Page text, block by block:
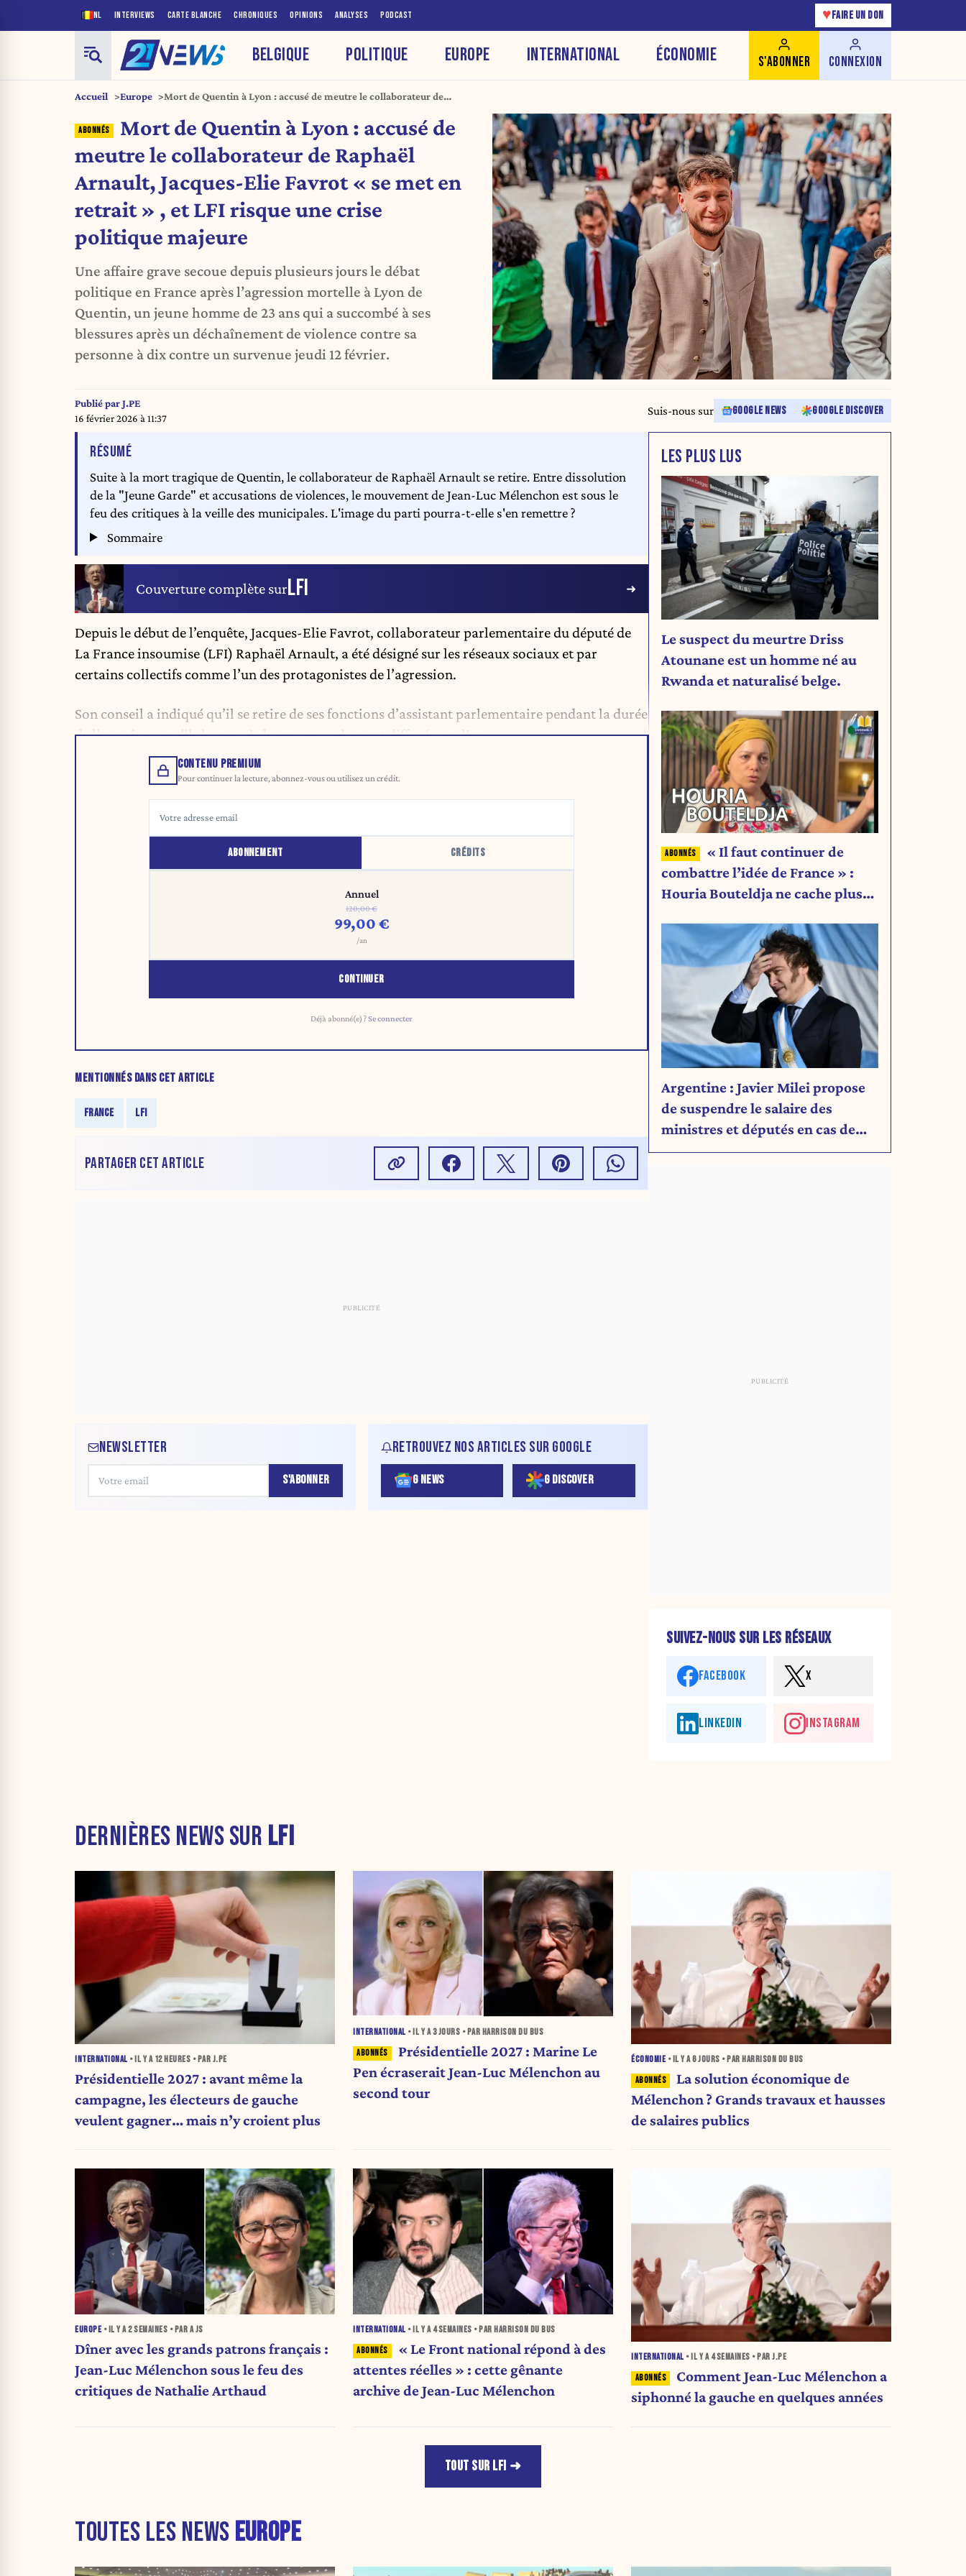
NL INTERVIEWS CARTE BLANCHE CHRONIQUES OPINIONS ANALYSES PODCAST ♥ FAIRE UN DON
BELGIQUE POLITIQUE EUROPE INTERNATIONAL ÉCONOMIE S'ABONNER CONNEXION
Accueil Europe
Mort de Quentin à Lyon : accusé de meutre le collaborateur de
LFI risque une crise politique majeure
Mort de Quentin à Lyon : accusé de
meutre le collaborateur de Raphaël
Arnault, Jacques-Elie Favrot « se met en
retrait » , et LFI risque une crise
politique majeure
Une affaire grave secoue depuis plusieurs jours le débat
politique en France après l’agression mortelle à Lyon de
Quentin, un jeune homme de 23 ans qui a succombé à ses
blessures après un déchaînement de violence contre sa
personne à dix contre un survenue jeudi 12 février.
Publié parJ.PE
16 février 2026 à 11:37
Suis-nous sur GOOGLE NEWS GOOGLE DISCOVER
RÉSUMÉDE L'ARTICLE
Suite à la mort tragique de Quentin, le collaborateur de Raphaël Arnault se retire. Entre dissolution
de la "Jeune Garde" et accusations de violences, le mouvement de Jean-Luc Mélenchon est sous le
feu des critiques à la veille des municipales. L'image du parti pourra-t-elle s'en remettre ?
Sommaire
Couverture complète surLFI
Depuis le début de l’enquête, Jacques-Elie Favrot, collaborateur parlementaire du député de
La France insoumise (LFI) Raphaël Arnault, a été désigné sur les réseaux sociaux et par
certains collectifs comme l’un des protagonistes de l’agression.
Son conseil a indiqué qu’il se retire de ses fonctions d’assistant parlementaire pendant la durée
de l’enquête et qu’il s’expose à des menaces de mort diffusées en ligne.
CONTENU PREMIUM
Pour continuer la lecture, abonnez-vous ou utilisez un crédit.
ABONNEMENT CRÉDITS
Annuel
120,00 €
99,00 €
/an
CONTINUER
Déjà abonné(e) ?Se connecter
MENTIONNÉS DANS CET ARTICLE
FRANCE LFI
PARTAGER CET ARTICLE
NEWSLETTER
S'ABONNER
RETROUVEZ NOS ARTICLES SUR GOOGLE
G NEWS G DISCOVER
LES PLUS LUS
Le suspect du meurtre Driss
Atounane est un homme né au
Rwanda et naturalisé belge.
« Il faut continuer de
combattre l’idée de France » :
Houria Bouteldja ne cache plus
Argentine : Javier Milei propose
de suspendre le salaire des
ministres et députés en cas de
déficit budgétaire
SUIVEZ-NOUS SUR LES RÉSEAUX
FACEBOOK X
LINKEDIN INSTAGRAM
DERNIÈRES NEWS SUR LFI
INTERNATIONAL • IL Y A 12 HEURES • PAR J.PE
Présidentielle 2027 : avant même la
campagne, les électeurs de gauche
veulent gagner… mais n’y croient plus
INTERNATIONAL • IL Y A3 JOURS • PAR HARRISON DU BUS
Présidentielle 2027 : Marine Le
Pen écraserait Jean-Luc Mélenchon au
second tour
ÉCONOMIE • IL Y A6 JOURS • PAR HARRISON DU BUS
La solution économique de
Mélenchon ? Grands travaux et hausses
de salaires publics
EUROPE • IL Y A2 SEMAINES • PAR A JS
Dîner avec les grands patrons français :
Jean-Luc Mélenchon sous le feu des
critiques de Nathalie Arthaud
INTERNATIONAL • IL Y A 4 SEMAINES • PAR HARRISON DU BUS
« Le Front national répond à des
attentes réelles » : cette gênante
archive de Jean-Luc Mélenchon
INTERNATIONAL • IL Y A 4 SEMAINES • PAR J.PE
Comment Jean-Luc Mélenchon a
siphonné la gauche en quelques années
TOUT SUR LFI
TOUTES LES NEWS EUROPE